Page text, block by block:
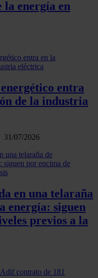
en la Declaración
para personalizar
funciones de redes
compartimos
publicidad y análisis
con otra información
hayan recopilado a
la energía en
entra
de la industria
31/07/2026
en una telaraña
energía: siguen
previos a la